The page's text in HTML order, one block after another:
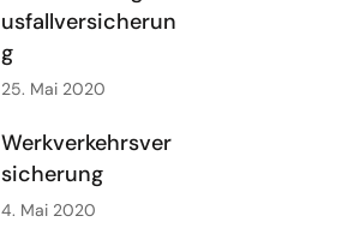
usfallversicherun
g
25. Mai 2020
Werkverkehrsver
sicherung
4. Mai 2020